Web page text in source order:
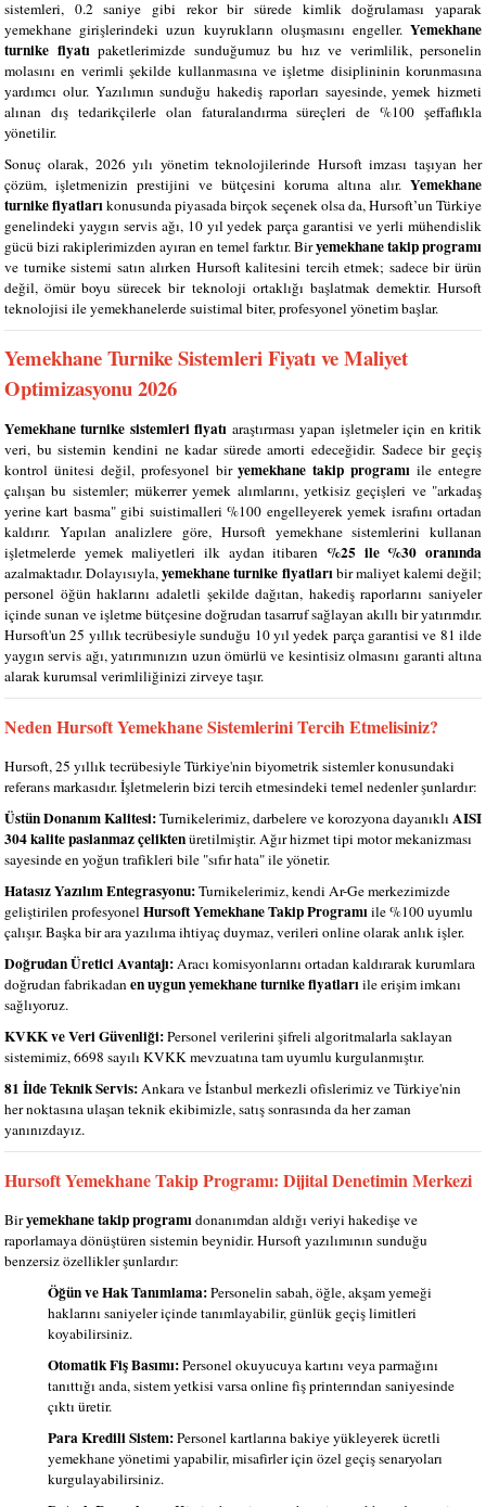
sistemleri, 0.2 saniye gibi rekor bir sürede kimlik doğrulaması yaparak
yemekhane girişlerindeki uzun kuyrukların oluşmasını engeller. Yemekhane
turnike fiyatıpaketlerimizde sunduğumuz bu hız ve verimlilik, personelin
molasını en verimli şekilde kullanmasına ve işletme disiplininin korunmasına
yardımcı olur. Yazılımın sunduğu hakediş raporları sayesinde, yemek hizmeti
alınan dış tedarikçilerle olan faturalandırma süreçleri de %100 şeffaflıkla
yönetilir.
Sonuç olarak, 2026 yılı yönetim teknolojilerinde Hursoft imzası taşıyan her
çözüm, işletmenizin prestijini ve bütçesini koruma altına alır. Yemekhane
turnike fiyatlarıkonusunda piyasada birçok seçenek olsa da, Hursoft’un Türkiye
genelindeki yaygın servis ağı, 10 yıl yedek parça garantisi ve yerli mühendislik
gücü bizi rakiplerimizden ayıran en temel farktır. Biryemekhane takip programı
ve turnike sistemi satın alırken Hursoft kalitesini tercih etmek; sadece bir ürün
değil, ömür boyu sürecek bir teknoloji ortaklığı başlatmak demektir. Hursoft
teknolojisi ile yemekhanelerde suistimal biter, profesyonel yönetim başlar.
Yemekhane Turnike Sistemleri Fiyatı ve Maliyet
Optimizasyonu 2026
Yemekhane turnike sistemleri fiyatı araştırması yapan işletmeler için en kritik
veri, bu sistemin kendini ne kadar sürede amorti edeceğidir. Sadece bir geçiş
kontrol ünitesi değil, profesyonel biryemekhane takip programı ile entegre
çalışan bu sistemler; mükerrer yemek alımlarını, yetkisiz geçişleri ve "arkadaş
yerine kart basma" gibi suistimalleri %100 engelleyerek yemek israfını ortadan
kaldırır. Yapılan analizlere göre, Hursoft yemekhane sistemlerini kullanan
işletmelerde yemek maliyetleri ilk aydan itibaren %25 ile %30 oranında
azalmaktadır. Dolayısıyla,yemekhane turnike fiyatlarıbir maliyet kalemi değil;
personel öğün haklarını adaletli şekilde dağıtan, hakediş raporlarını saniyeler
içinde sunan ve işletme bütçesine doğrudan tasarruf sağlayan akıllı bir yatırımdır.
Hursoft'un 25 yıllık tecrübesiyle sunduğu 10 yıl yedek parça garantisi ve 81 ilde
yaygın servis ağı, yatırımınızın uzun ömürlü ve kesintisiz olmasını garanti altına
alarak kurumsal verimliliğinizi zirveye taşır.
Neden Hursoft Yemekhane Sistemlerini Tercih Etmelisiniz?
Hursoft, 25 yıllık tecrübesiyle Türkiye'nin biyometrik sistemler konusundaki
referans markasıdır. İşletmelerin bizi tercih etmesindeki temel nedenler şunlardır:
Üstün Donanım Kalitesi:Turnikelerimiz, darbelere ve korozyona dayanıklı AISI
304 kalite paslanmaz çeliktenüretilmiştir. Ağır hizmet tipi motor mekanizması
sayesinde en yoğun trafikleri bile "sıfır hata" ile yönetir.
Hatasız Yazılım Entegrasyonu:Turnikelerimiz, kendi Ar-Ge merkezimizde
geliştirilen profesyonelHursoft Yemekhane Takip Programıile %100 uyumlu
çalışır. Başka bir ara yazılıma ihtiyaç duymaz, verileri online olarak anlık işler.
Doğrudan Üretici Avantajı:Aracı komisyonlarını ortadan kaldırarak kurumlara
doğrudan fabrikadanen uygun yemekhane turnike fiyatlarıile erişim imkanı
sağlıyoruz.
KVKK ve Veri Güvenliği:Personel verilerini şifreli algoritmalarla saklayan
sistemimiz, 6698 sayılı KVKK mevzuatına tam uyumlu kurgulanmıştır.
81 İlde Teknik Servis:Ankara ve İstanbul merkezli ofislerimiz ve Türkiye'nin
her noktasına ulaşan teknik ekibimizle, satış sonrasında da her zaman
yanınızdayız.
Hursoft Yemekhane Takip Programı: Dijital Denetimin Merkezi
Biryemekhane takip programıdonanımdan aldığı veriyi hakedişe ve
raporlamaya dönüştüren sistemin beynidir. Hursoft yazılımının sunduğu
benzersiz özellikler şunlardır:
Öğün ve Hak Tanımlama:Personelin sabah, öğle, akşam yemeği
haklarını saniyeler içinde tanımlayabilir, günlük geçiş limitleri
koyabilirsiniz.
Otomatik Fiş Basımı:Personel okuyucuya kartını veya parmağını
tanıttığı anda, sistem yetkisi varsa online fiş printerından saniyesinde
çıktı üretir.
Para Kredili Sistem:Personel kartlarına bakiye yükleyerek ücretli
yemekhane yönetimi yapabilir, misafirler için özel geçiş senaryoları
kurgulayabilirsiniz.